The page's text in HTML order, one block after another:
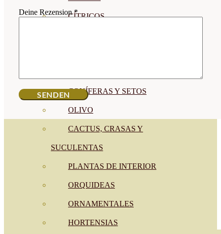
CÍTRICOS
CONÍFERAS Y SETOS
OLIVO
CACTUS, CRASAS Y
SUCULENTAS
PLANTAS DE INTERIOR
ORQUIDEAS
ORNAMENTALES
HORTENSIAS
Deine Rezension*